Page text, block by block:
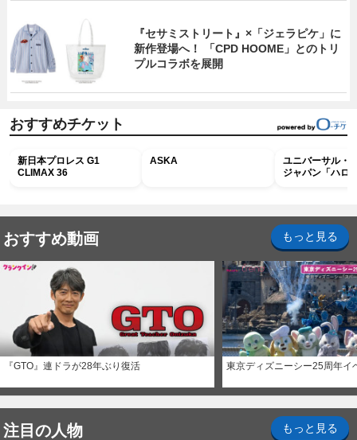
『セサミストリート』×「ジェラピケ」に
新作登場へ！ 「CPD HOOME」とのトリ
プルコラボを展開
おすすめチケット
新日本プロレス G1
CLIMAX 36
ASKA
ユニバーサル・
ジャパン「ハロ
おすすめ動画 もっと見る
『GTO』連ドラが28年ぶり復活 東京ディズニーシー25周年イ
注目の人物 もっと見る